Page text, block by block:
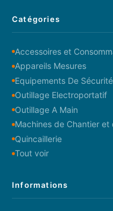
Catégories
Accessoires et
Appareils Mesures
Equipements De Sécurité
Outillage Electroportatif
Outillage A Main
Machines de Chantier et
Quincaillerie
Tout voir
Informations